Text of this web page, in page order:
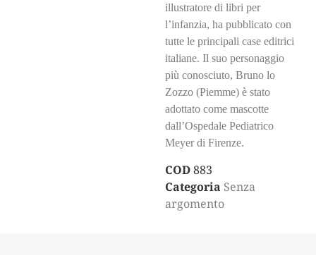
illustratore di libri per
l’infanzia, ha pubblicato con
tutte le principali case editrici
italiane. Il suo personaggio
più conosciuto, Bruno lo
Zozzo (Piemme) è stato
adottato come mascotte
dall’Ospedale Pediatrico
Meyer di Firenze.
COD883
Categoria Senza
argomento